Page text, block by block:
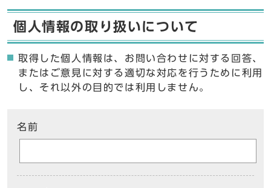
個人情報の取り扱いについて
取得した個人情報は、お問い合わせに対する回答、
またはご意見に対する適切な対応を行うために利用
し、それ以外の目的では利用しません。
名前